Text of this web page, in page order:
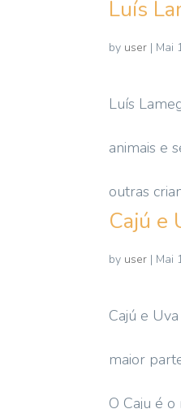
Luís
by user | Mai
Luís
animais e
outras
Cajú e
by user | Mai
Cajú e
maior
O Caju é